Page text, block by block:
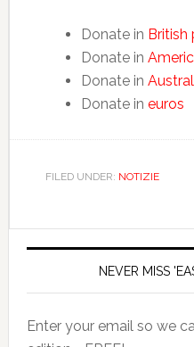
Donate in British
Donate in
Donate in
Donate in euros
FILED UNDER: NOTIZIE
NEVER MISS
Enter your email so we